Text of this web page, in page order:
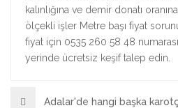
kalınlığına ve demir donatı
ölçekli işler Metre başı fiyat
fiyat için 0535 260 58 48
yerinde ücretsiz keşif talep edin.
Adalar'de hangi başka